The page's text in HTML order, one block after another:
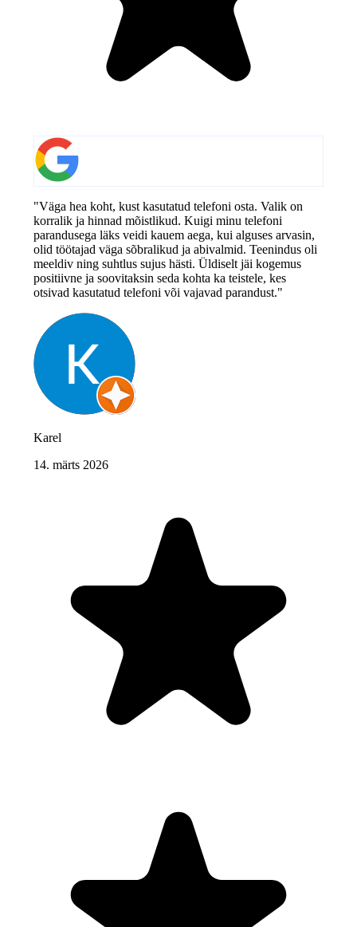
"Väga hea koht, kust kasutatud telefoni osta. Valik on
korralik ja hinnad mõistlikud. Kuigi minu telefoni
parandusega läks veidi kauem aega, kui alguses arvasin,
olid töötajad väga sõbralikud ja abivalmid. Teenindus oli
meeldiv ning suhtlus sujus hästi. Üldiselt jäi kogemus
positiivne ja soovitaksin seda kohta ka teistele, kes
otsivad kasutatud telefoni või vajavad parandust."
Karel
14. märts 2026